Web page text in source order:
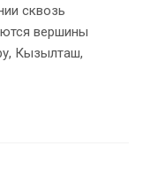
сквозь
вершины
Кызылташ,